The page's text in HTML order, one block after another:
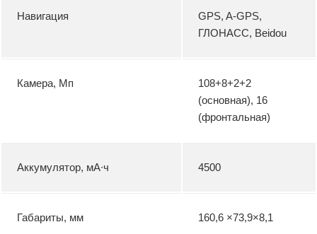
Навигация
GPS, A-GPS,
ГЛОНАСС, Beidou
Камера, Мп
108+8+2+2
(основная), 16
(фронтальная)
Аккумулятор, мА∙ч 4500
Габариты, мм 160,6 ×73,9×8,1